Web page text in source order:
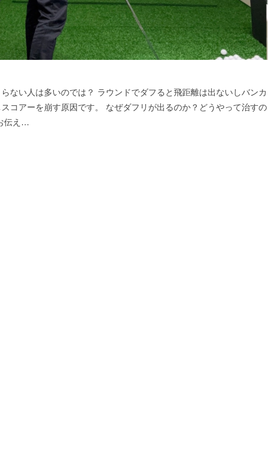
ない人は多いのでは？ ラウンドでダフると飛距離は出ないしバンカ
コアーを崩す原因です。 なぜダフリが出るのか？どうやって治すの
伝え…